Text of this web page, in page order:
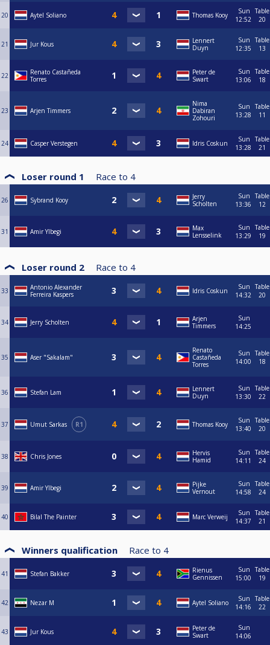
20 Aytel Soliano Thomas Kooy
Sun
12:52
Table
20
21 Jur Kous
Lennert
Duyn
Sun
12:35
Table
13
22
Renato Castañeda
Torres
Peter de
Swart
Sun
13:06
Table
18
23 Arjen Timmers
Nima
Dabiran
Zohouri
Sun
13:28
Table
11
24 Casper Verstegen Idris Coskun
Sun
13:28
Table
21
Loser round 1 Race to 4
26 Sybrand Kooy
Jerry
Scholten
Sun
13:36
Table
12
31 Amir Ylbegi
Max
Lensselink
Sun
13:29
Table
19
Loser round 2 Race to 4
33
Antonio Alexander
Ferreira Kaspers
Idris Coskun
Sun
14:32
Table
20
34 Jerry Scholten
Arjen
Timmers
Sun
14:25
35 Aser "Sakalam"
Renato
Castañeda
Torres
Sun
14:00
Table
18
36 Stefan Lam
Lennert
Duyn
Sun
13:30
Table
22
37 Umut Sarkas R1 Thomas Kooy
Sun
13:40
Table
20
38 Chris Jones
Hervis
Hamid
Sun
14:11
Table
24
39 Amir Ylbegi
Pijke
Vernout
Sun
14:58
Table
24
40 Bilal The Painter Marc Verweij
Sun
14:37
Table
21
Winners qualification Race to 4
41 Stefan Bakker
Rienus
Gennissen
Sun
15:00
Table
19
42 Nezar M Aytel Soliano
Sun
14:16
Table
22
43 Jur Kous
Peter de
Swart
Sun
14:06